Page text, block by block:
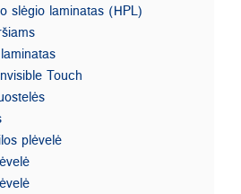
slėgio laminatas (HPL)
Touch
plėvelė